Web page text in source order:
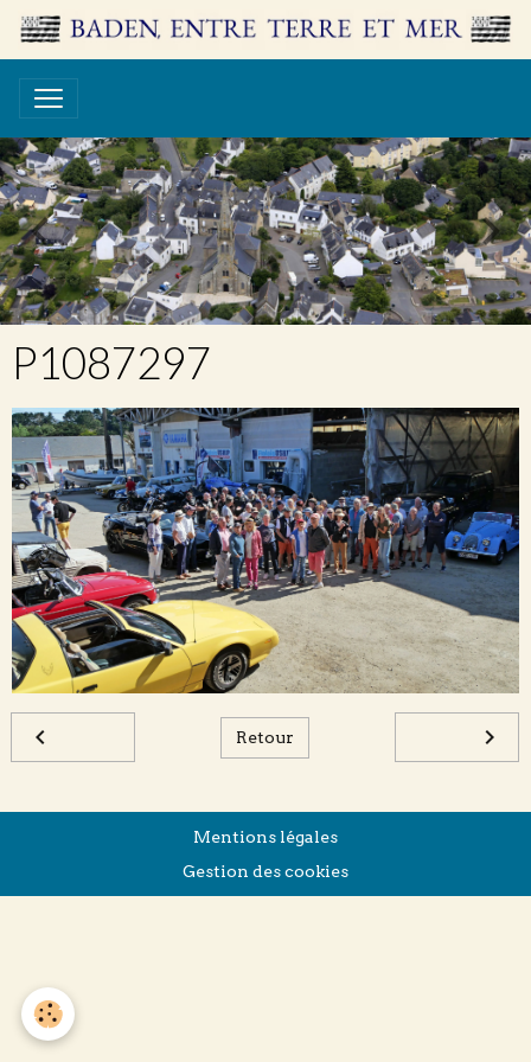
P1087297
Retour
Mentions légales
Gestion des cookies